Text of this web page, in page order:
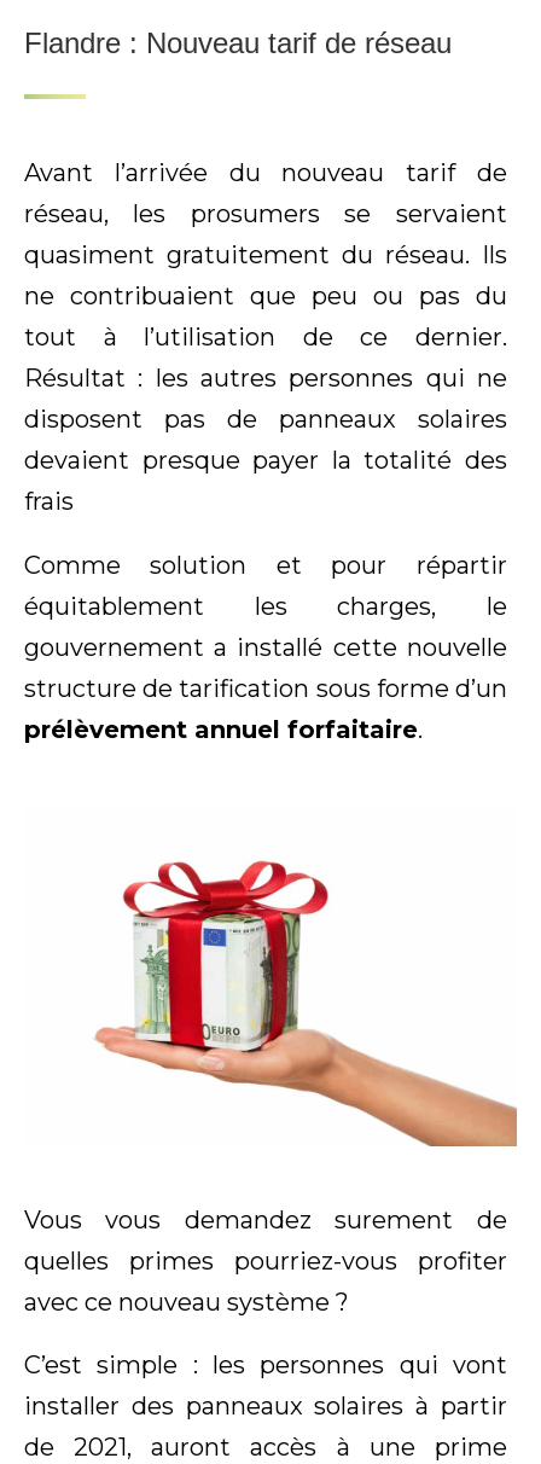
Flandre : Nouveau tarif de réseau
Avant l’arrivée du nouveau tarif de
réseau, les prosumers se servaient
quasiment gratuitement du réseau. Ils
ne contribuaient que peu ou pas du
tout à l’utilisation de ce dernier.
Résultat : les autres personnes qui ne
disposent pas de panneaux solaires
devaient presque payer la totalité des
frais
Comme solution et pour répartir
équitablement les charges, le
gouvernement a installé cette nouvelle
structure de tarification sous forme d’un
prélèvement annuel forfaitaire.
Vous vous demandez surement de
quelles primes pourriez-vous profiter
avec ce nouveau système ?
C’est simple : les personnes qui vont
installer des panneaux solaires à partir
de 2021, auront accès à une prime